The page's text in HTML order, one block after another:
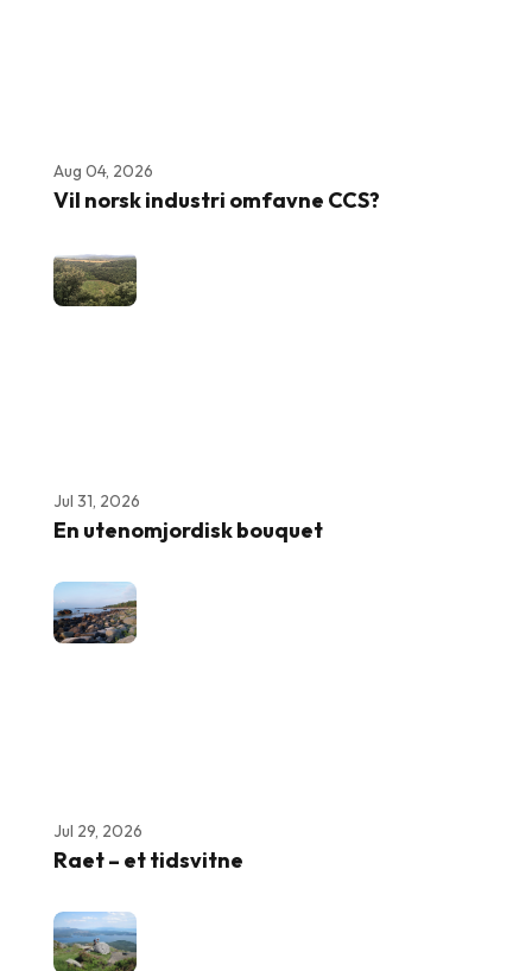
Aug 04, 2026
Vil norsk industri omfavne CCS?
Jul 31, 2026
En utenomjordisk bouquet
Jul 29, 2026
Raet – et tidsvitne